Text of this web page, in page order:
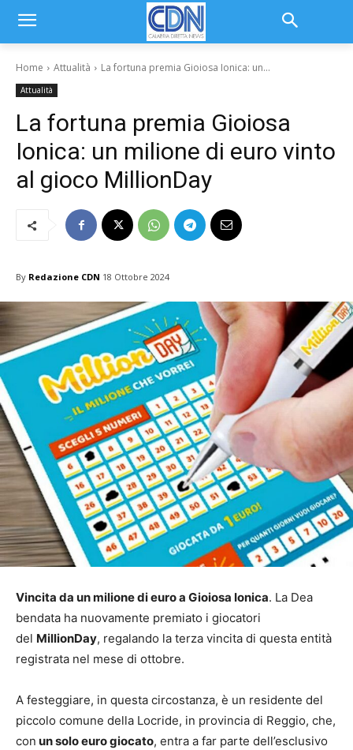
Home Attualità La fortuna premia Gioiosa Ionica: un...
Attualità
La fortuna premia Gioiosa
Ionica: un milione di euro vinto
al gioco MillionDay
By Redazione CDN 18 Ottobre 2024
Vincita da un milione di euro a Gioiosa Ionica. La Dea
bendata ha nuovamente premiato i giocatori
del MillionDay, regalando la terza vincita di questa entità
registrata nel mese di ottobre.
A festeggiare, in questa circostanza, è un residente del
piccolo comune della Locride, in provincia di Reggio, che,
con un solo euro giocato, entra a far parte dell’esclusivo